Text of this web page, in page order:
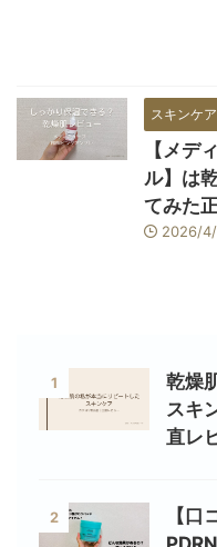
スキンケア
【メデ
ル】は
てみた
2026/4/
1
乾燥
スキ
直レ
2
【